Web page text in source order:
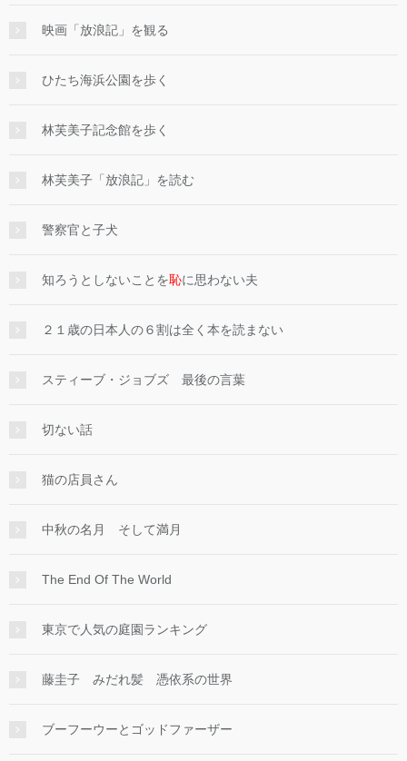
映画「放浪記」を観る
ひたち海浜公園を歩く
林芙美子記念館を歩く
林芙美子「放浪記」を読む
警察官と子犬
知ろうとしないことを恥に思わない夫
２１歳の日本人の６割は全く本を読まない
スティーブ・ジョブズ 最後の言葉
切ない話
猫の店員さん
中秋の名月 そして満月
The End Of The World
東京で人気の庭園ランキング
藤圭子 みだれ髪 憑依系の世界
ブーフーウーとゴッドファーザー